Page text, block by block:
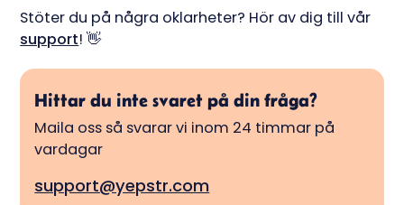
Stöter du på några oklarheter? Hör av dig till vår
support! 👋
Hittar du inte svaret på din fråga?
Maila oss så svarar vi inom 24 timmar på
vardagar
support@yepstr.com